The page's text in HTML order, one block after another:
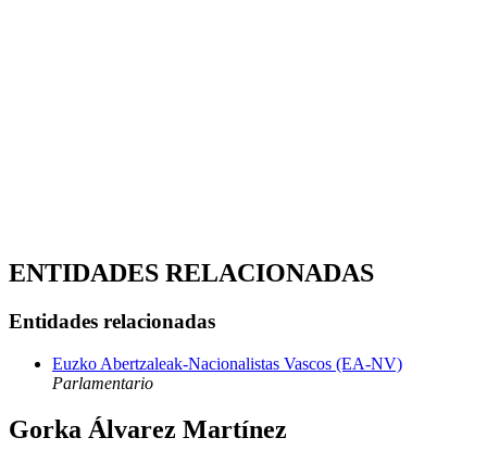
ENTIDADES RELACIONADAS
Entidades relacionadas
Euzko Abertzaleak-Nacionalistas Vascos (EA-NV)
Parlamentario
Gorka Álvarez Martínez